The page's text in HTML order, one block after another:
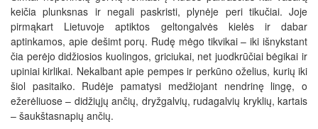
keičia plunksnas ir negali paskristi, plynėje peri tikučiai. Joje
pirmąkart Lietuvoje aptiktos geltongalvės kielės ir dabar
aptinkamos, apie dešimt porų. Rudę mėgo tikvikai – iki išnykstant
čia perėjo didžiosios kuolingos, griciukai, net juodkrūčiai bėgikai ir
upiniai kirlikai. Nekalbant apie pempes ir perkūno oželius, kurių iki
šiol pasitaiko. Rudėje pamatysi medžiojant nendrinę lingę, o
ežerėliuose – didžiųjų ančių, dryžgalvių, rudagalvių kryklių, kartais
– šaukštasnapių ančių.